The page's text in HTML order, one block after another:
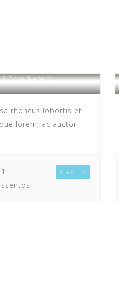
2 Days 8 Hours
rhoncus lobortis et
lorem, ac auctor
GRÁTIS